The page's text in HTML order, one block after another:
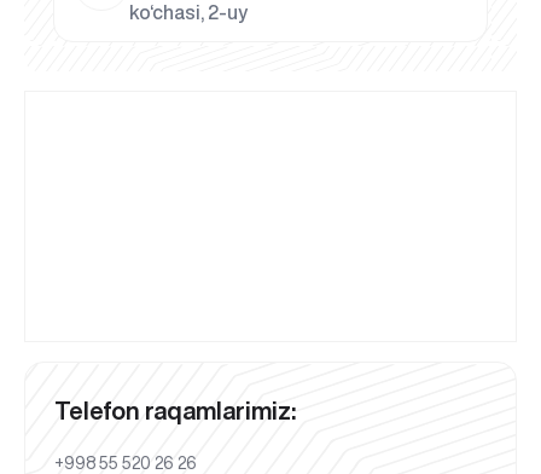
ko‘chasi, 2-uy
Telefon raqamlarimiz:
+998 55 520 26 26